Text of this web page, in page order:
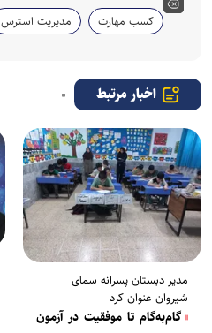
کسب مهارت مدیریت استرس
اخبار مرتبط
مدیر دبستان پسرانه سمای
شیروان عنوان کرد
گام‌به‌گام تا موفقیت در آزمون